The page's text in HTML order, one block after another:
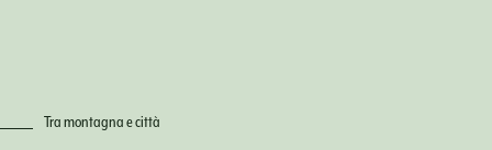
Tra montagna e città